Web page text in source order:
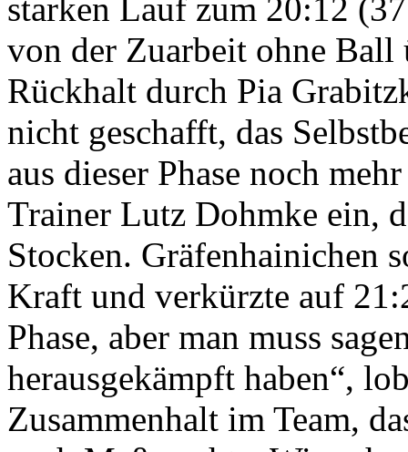
starken Lauf zum 20:12
von der Zuarbeit ohne Ball
Rückhalt durch Pia
nicht geschafft, das
aus dieser Phase noch
Trainer Lutz Dohmke ein,
Stocken. Gräfenhainichen
Kraft und verkürzte auf
Phase, aber man muss
herausgekämpft haben“,
Zusammenhalt im Team,